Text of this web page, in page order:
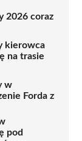
2026 coraz
kierowca
na trasie
w
Forda z
pod